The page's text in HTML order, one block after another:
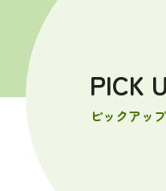
PICK
ピックアッ
ター」
。最愛の妻へこれまでの感
日(土）９時30分～上映し